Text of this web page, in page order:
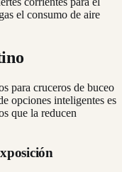
el consumo de aire
para cruceros de buceo
opciones inteligentes es
que la reducen